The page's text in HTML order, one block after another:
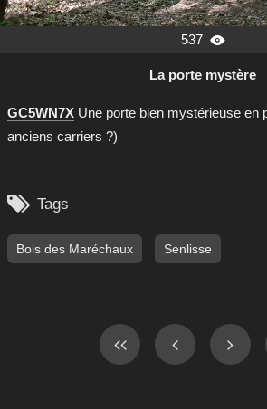
537 
La porte mystère
GC5WN7X Une porte bien mystérieuse en
anciens carriers ?)
 Tags
Bois des Maréchaux Senlisse